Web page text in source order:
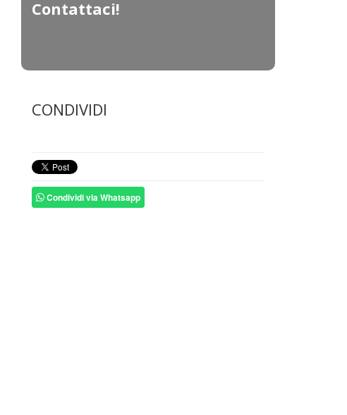
Contattaci!
CONDIVIDI
Condividi via Whatsapp